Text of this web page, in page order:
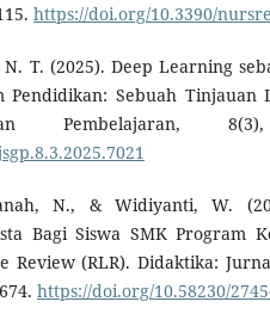
https://doi.org/10.3390/
T. (2025). Deep Learning
Pendidikan: Sebuah
8(3),
N., & Widiyanti, W.
Bagi Siswa SMK Program
Review (RLR). Didaktika:
https://doi.org/10.58230/